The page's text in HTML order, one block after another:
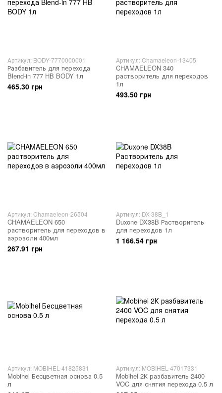
Артикул: BODY-7770000001
Разбавитель для перехода
Blend-in 777 HB BODY 1л
465.30 грн
Артикул: Chamaeleon-13405
CHAMAELEON 340
растворитель для переходов
1л
493.50 грн
Артикул: Chamaeleon-26504
CHAMAELEON 650
растворитель для переходов в
аэрозоли 400мл
267.91 грн
Артикул: DX-38B_1
Duxone DX38B Растворитель
для переходов 1л
1 166.54 грн
Артикул: MOBIHEL-41825831
Mobihel Бесцветная основа 0.5
л
Артикул: MOBIHEL-47017331
Mobihel 2К разбавитель 2400
VOC для снятия перехода 0.5 л